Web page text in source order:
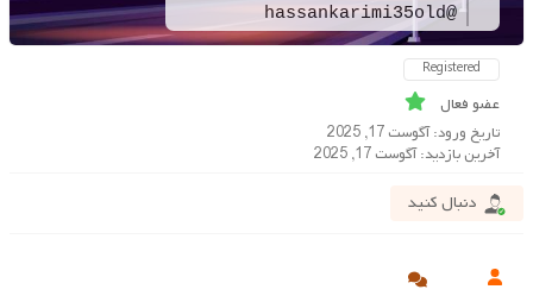
@hassankarimi35old
Registered
عضو فعال
تاریخ ورود: آگوست 17, 2025
آخرین بازدید: آگوست 17, 2025
دنبال کنید